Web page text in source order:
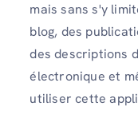
mais sans s'y
blog, des
des descriptions
électronique et
utiliser cette